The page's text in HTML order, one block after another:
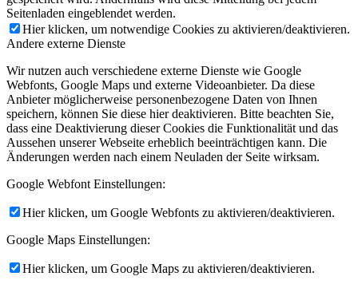
Seitenladen eingeblendet werden.
Hier klicken, um notwendige Cookies zu aktivieren/deaktivieren.
Andere externe Dienste
Wir nutzen auch verschiedene externe Dienste wie Google
Webfonts, Google Maps und externe Videoanbieter. Da diese
Anbieter möglicherweise personenbezogene Daten von Ihnen
speichern, können Sie diese hier deaktivieren. Bitte beachten Sie,
dass eine Deaktivierung dieser Cookies die Funktionalität und das
Aussehen unserer Webseite erheblich beeinträchtigen kann. Die
Änderungen werden nach einem Neuladen der Seite wirksam.
Google Webfont Einstellungen:
Hier klicken, um Google Webfonts zu aktivieren/deaktivieren.
Google Maps Einstellungen:
Hier klicken, um Google Maps zu aktivieren/deaktivieren.